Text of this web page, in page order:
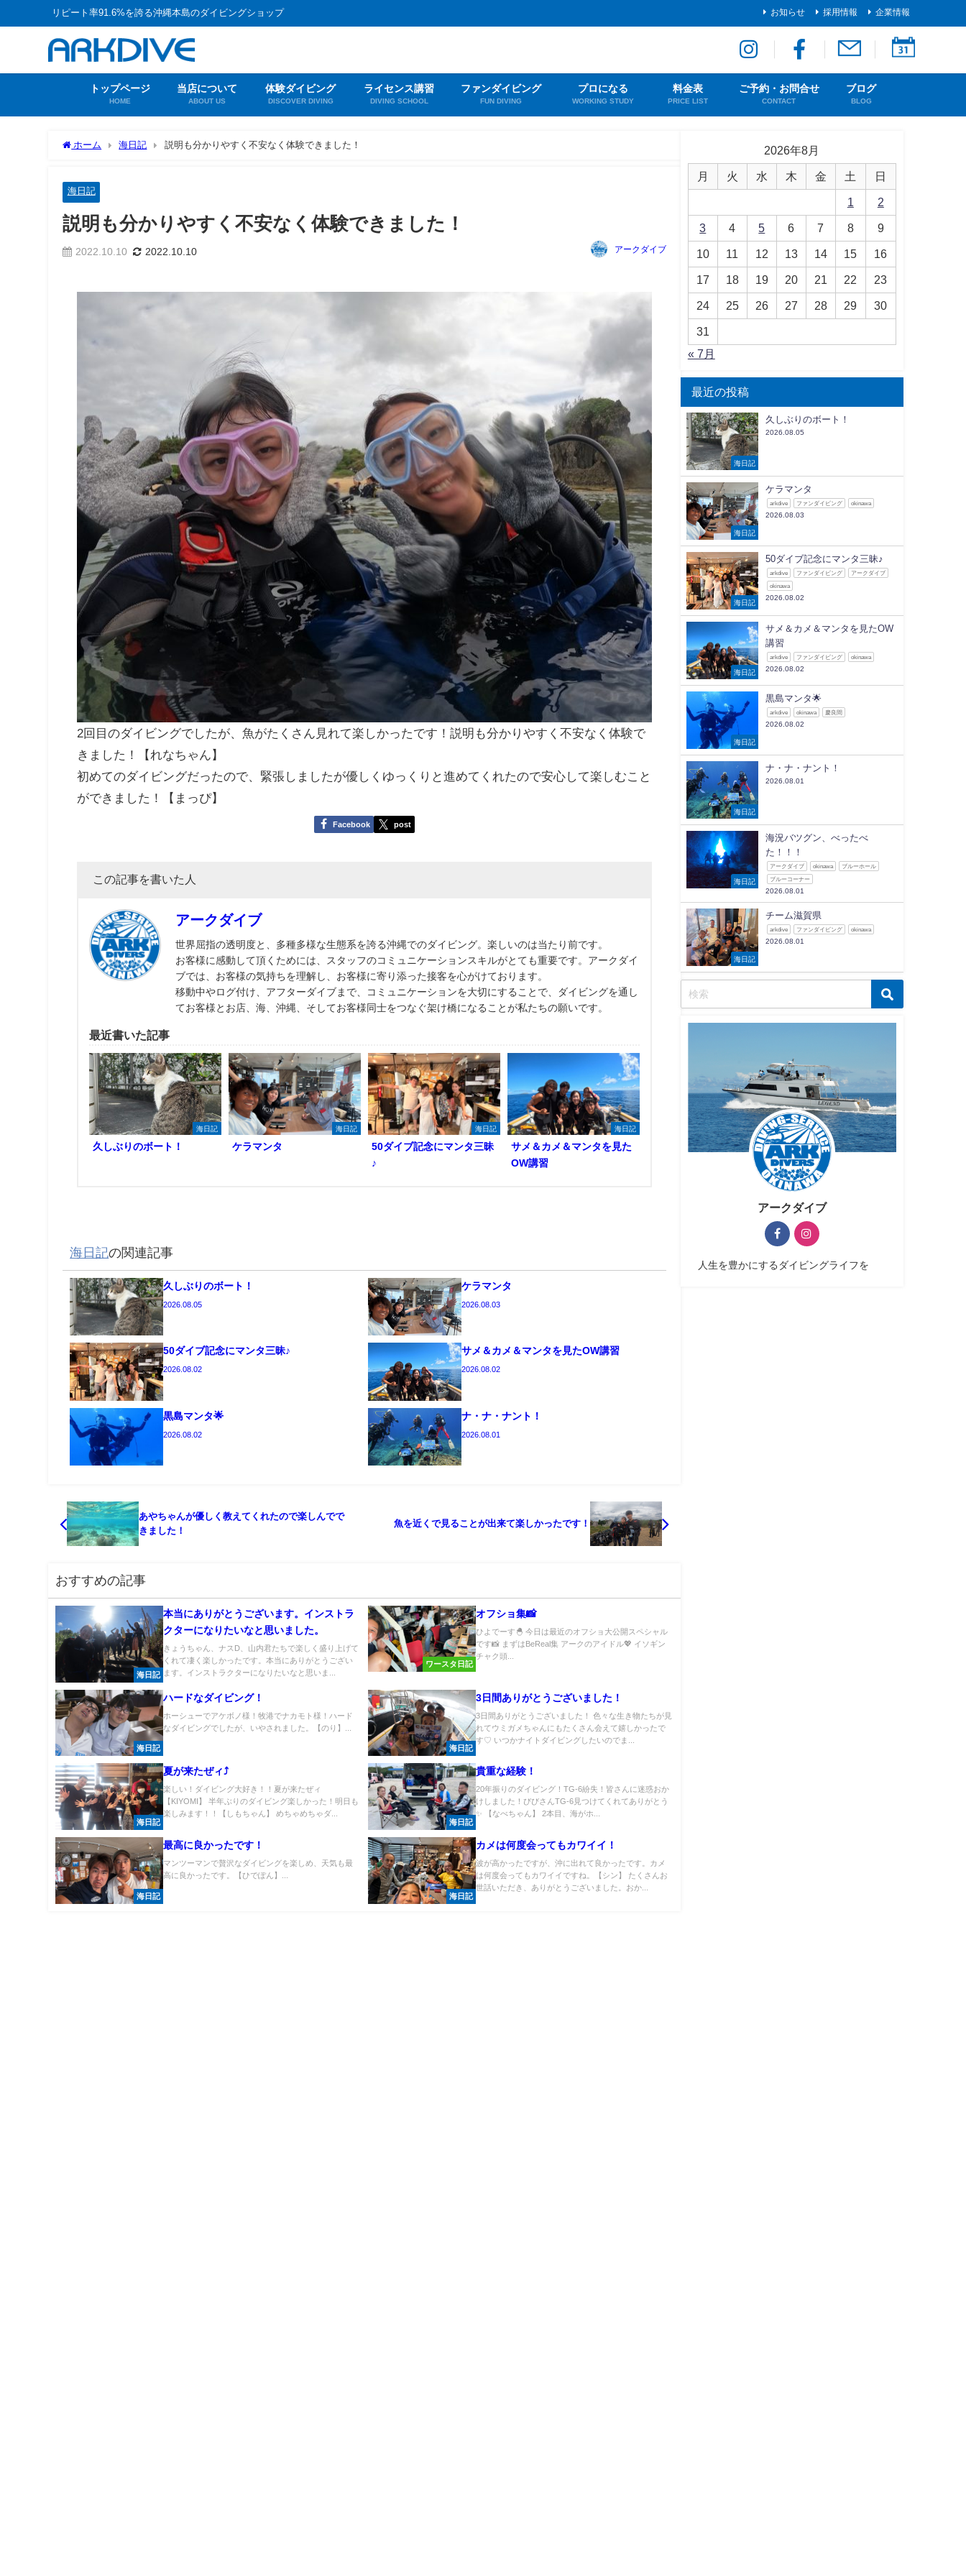
リピート率91.6%を誇る沖縄本島のダイビングショップ お知らせ 採用情報 企業情報
トップページ
HOME
当店について
ABOUT US
体験ダイビング
DISCOVER DIVING
ライセンス講習
DIVING SCHOOL
ファンダイビング
FUN DIVING
プロになる
WORKING STUDY
料金表
PRICE LIST
ご予約・お問合せ
CONTACT
ブログ
BLOG
ホーム 海日記 説明も分かりやすく不安なく体験できました！
海日記
説明も分かりやすく不安なく体験できました！
2022.10.10 2022.10.10 アークダイブ
2回目のダイビングでしたが、魚がたくさん見れて楽しかったです！説明も分かりやすく不安なく体験で
きました！【れなちゃん】
初めてのダイビングだったので、緊張しましたが優しくゆっくりと進めてくれたので安心して楽しむこと
ができました！【まっぴ】
Facebook post
この記事を書いた人
アークダイブ
世界屈指の透明度と、多種多様な生態系を誇る沖縄でのダイビング。楽しいのは当たり前です。
お客様に感動して頂くためには、スタッフのコミュニケーションスキルがとても重要です。アークダイ
ブでは、お客様の気持ちを理解し、お客様に寄り添った接客を心がけております。
移動中やログ付け、アフターダイブまで、コミュニケーションを大切にすることで、ダイビングを通し
てお客様とお店、海、沖縄、そしてお客様同士をつなぐ架け橋になることが私たちの願いです。
最近書いた記事
海日記
久しぶりのボート！
海日記
ケラマンタ
海日記
50ダイブ記念にマンタ三昧
♪
海日記
サメ＆カメ＆マンタを見た
OW講習
海日記の関連記事
久しぶりのボート！
2026.08.05
ケラマンタ
2026.08.03
50ダイブ記念にマンタ三昧♪
2026.08.02
サメ＆カメ＆マンタを見たOW講習
2026.08.02
黒島マンタ🌟
2026.08.02
ナ・ナ・ナント！
2026.08.01
あやちゃんが優しく教えてくれたので楽しんでで
きました！
魚を近くで見ることが出来て楽しかったです！
おすすめの記事
海日記
本当にありがとうございます。インストラ
クターになりたいなと思いました。
きょうちゃん、ナスD、山内君たちで楽しく盛り上げて
くれて凄く楽しかったです。本当にありがとうござい
ます。インストラクターになりたいなと思いま...
ワースタ日記
オフショ集📸
ひよでーす🐣 今日は最近のオフショ大公開スペシャル
です📸 まずはBeReal集 アークのアイドル💖 イソギン
チャク頭...
海日記
ハードなダイビング！
ホーシューでアケボノ様！牧港でナカモト様！ハード
なダイビングでしたが、いやされました。【のり】...
海日記
3日間ありがとうございました！
3日間ありがとうございました！ 色々な生き物たちが見
れてウミガメちゃんにもたくさん会えて嬉しかったで
す♡ いつかナイトダイビングしたいのでま...
海日記
夏が来たぜィ⤴
楽しい！ダイビング大好き！！夏が来たぜィ
【KIYOMI】 半年ぶりのダイビング楽しかった！明日も
楽しみます！！【しもちゃん】 めちゃめちゃダ...
海日記
貴重な経験！
20年振りのダイビング！TG-6紛失！皆さんに迷惑おか
けしました！びびさんTG-6見つけてくれてありがとう
✨ 【なべちゃん】 2本目、海がホ...
海日記
最高に良かったです！
マンツーマンで贅沢なダイビングを楽しめ、天気も最
高に良かったです。【ひでぽん】...
海日記
カメは何度会ってもカワイイ！
波が高かったですが、沖に出れて良かったです。カメ
は何度会ってもカワイイですね。【シン】 たくさんお
世話いただき、ありがとうございました。おか...
2026年8月
月 火 水 木 金 土 日
1 2
3 4 5 6 7 8 9
10 11 12 13 14 15 16
17 18 19 20 21 22 23
24 25 26 27 28 29 30
31
« 7月
最近の投稿
海日記
久しぶりのボート！
2026.08.05
海日記
ケラマンタ
arkdive ファンダイビング okinawa
2026.08.03
海日記
50ダイブ記念にマンタ三昧♪
arkdive ファンダイビング アークダイブ
okinawa
2026.08.02
海日記
サメ＆カメ＆マンタを見たOW
講習
arkdive ファンダイビング okinawa
2026.08.02
海日記
黒島マンタ🌟
arkdive okinawa 慶良間
2026.08.02
海日記
ナ・ナ・ナント！
2026.08.01
海日記
海況バツグン、べったべ
た！！！
アークダイブ okinawa ブルーホール
ブルーコーナー
2026.08.01
海日記
チーム滋賀県
arkdive ファンダイビング okinawa
2026.08.01
アークダイブ
人生を豊かにするダイビングライフを